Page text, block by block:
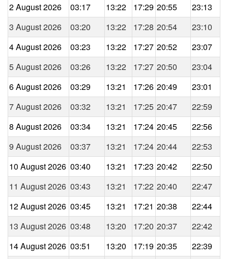
2 August 2026
03:17 13:22 17:29 20:55
23:13
3 August 2026
03:20 13:22 17:28 20:54
23:10
4 August 2026
03:23 13:22 17:27 20:52
23:07
5 August 2026
03:26 13:22 17:27 20:50
23:04
6 August 2026
03:29 13:21 17:26 20:49
23:01
7 August 2026
03:32 13:21 17:25 20:47
22:59
8 August 2026
03:34 13:21 17:24 20:45
22:56
9 August 2026
03:37 13:21 17:24 20:44
22:53
10 August 2026 03:40 13:21 17:23 20:42
22:50
11 August 2026 03:43 13:21 17:22 20:40
22:47
12 August 2026 03:45 13:21 17:21 20:38
22:44
13 August 2026 03:48 13:20 17:20 20:37
22:42
14 August 2026 03:51 13:20 17:19 20:35
22:39